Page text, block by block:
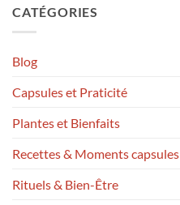
CATÉGORIES
Blog
Capsules et Praticité
Plantes et Bienfaits
Recettes & Moments capsules
Rituels & Bien-Être